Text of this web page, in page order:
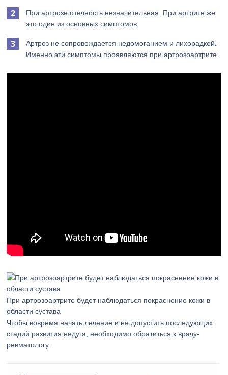
При артрозе отечность незначительная. При артрите же
это один из основных симптомов.
Артроз не сопровождается недомоганием и лихорадкой.
Именно эти симптомы проявляются при артрозоартрите.
При артрозоартрите будет наблюдаться покраснение кожи в
области сустава
Чтобы вовремя начать лечение и не допустить последующих
стадий развития недуга, необходимо обратиться к врачу-
ревматологу.